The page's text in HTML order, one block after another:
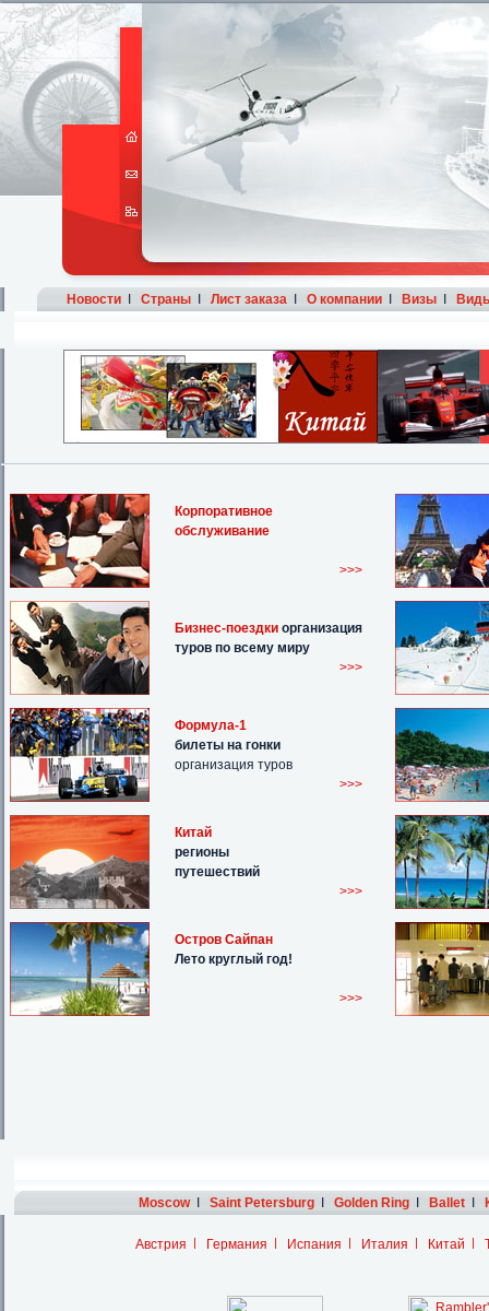
Новости Страны Лист заказа О компании Визы
Корпоративное
обслуживание
>>>
Бизнес-поездки организация
туров по всему миру
>>>
Формула-1
билеты на гонки
организация туров
>>>
Китай
регионы
путешествий
>>>
Остров Сайпан
Лето круглый год!
>>>
MoscowI Saint PetersburgI Golden RingI BalletI
Австрия Германия Испания Италия Китай